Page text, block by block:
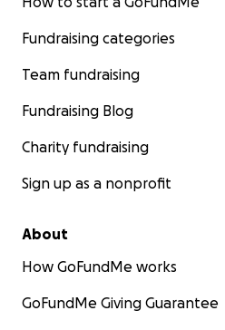
Fundraising categories
Team fundraising
Fundraising Blog
Charity fundraising
Sign up as a nonprofit
About
How GoFundMe works
GoFundMe Giving Guarantee